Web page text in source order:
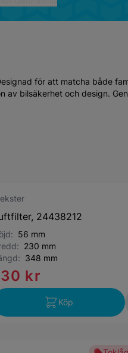
för att matcha både
av bilsäkerhet och design.
24438212
56 mm
230 mm
348 mm
kr
Köp